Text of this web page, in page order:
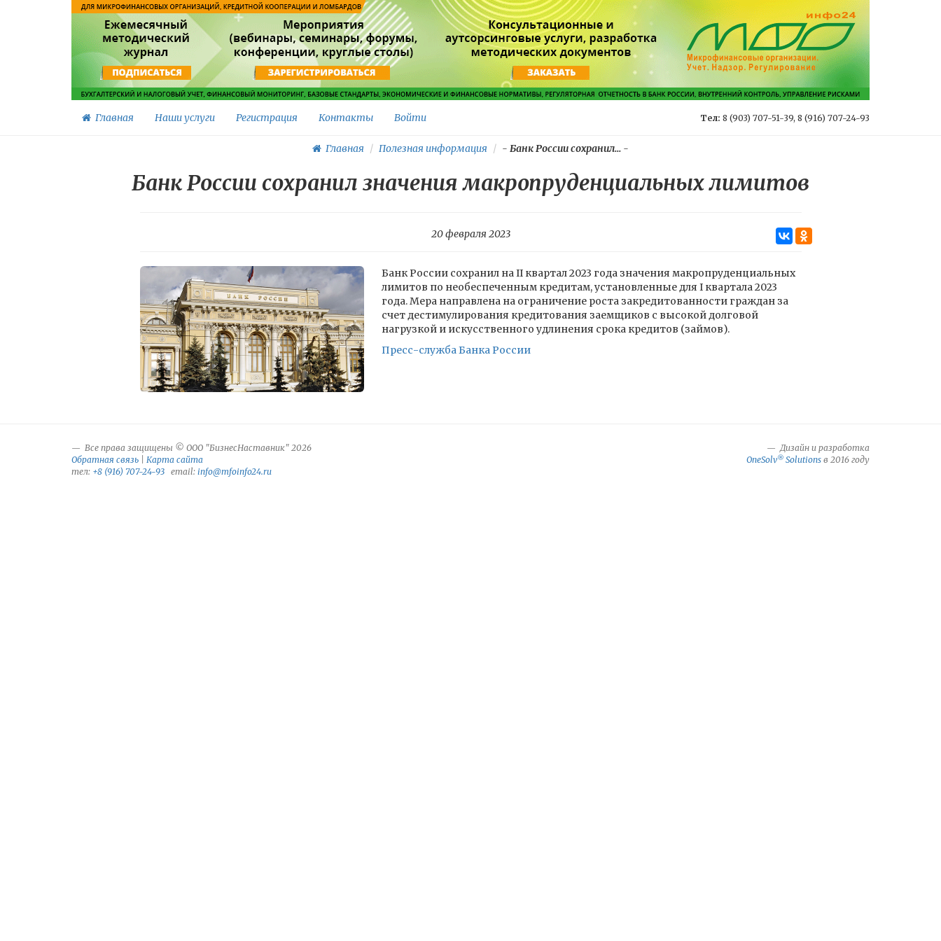
Главная Наши услуги Регистрация Контакты Войти Тел: 8 (903) 707-51-39, 8 (916) 707-24-93
Главная Полезная информация - Банк России сохранил... -
Банк России сохранил значения макропруденциальных лимитов
20 февраля 2023
Банк России сохранил на II квартал 2023 года значения макропруденциальных
лимитов по необеспеченным кредитам, установленные для I квартала 2023
года. Мера направлена на ограничение роста закредитованности граждан за
счет дестимулирования кредитования заемщиков с высокой долговой
нагрузкой и искусственного удлинения срока кредитов (займов).
Пресс-служба Банка России
Все права защищены © ООО "БизнесНаставник" 2026
Обратная связь
Карта сайта
тел: +8 (916) 707-24-93 email: info@mfoinfo24.ru
Дизайн и разработка
OneSolv® Solutions в 2016 году